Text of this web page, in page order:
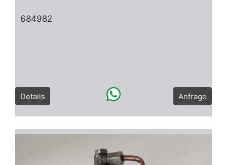
684982
Details Anfrage